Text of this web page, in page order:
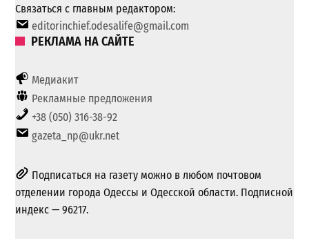
Связаться с главным редактором:
editorinchief.odesalife@gmail.com
РЕКЛАМА НА САЙТЕ
Медиакит
Рекламные предложения
+38 (050) 316-38-92
gazeta_np@ukr.net
Подписаться на газету можно в любом почтовом
отделении города Одессы и Одесской области. Подписной
индекс — 96217.